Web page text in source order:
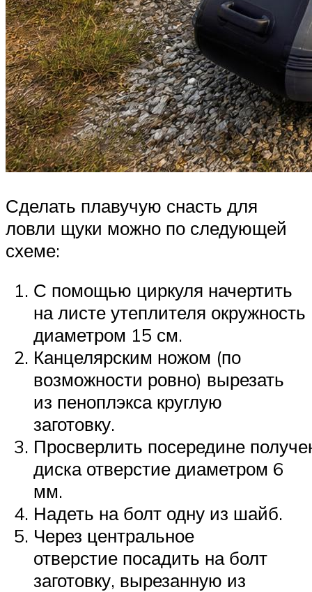
Сделать плавучую снасть для
ловли щуки можно по следующей
схеме:
С помощью циркуля начертить
на листе утеплителя окружность
диаметром 15 см.
Канцелярским ножом (по
возможности ровно) вырезать
из пеноплэкса круглую
заготовку.
Просверлить посередине
диска отверстие диаметром 6
мм.
Надеть на болт одну из шайб.
Через центральное
отверстие посадить на болт
заготовку, вырезанную из